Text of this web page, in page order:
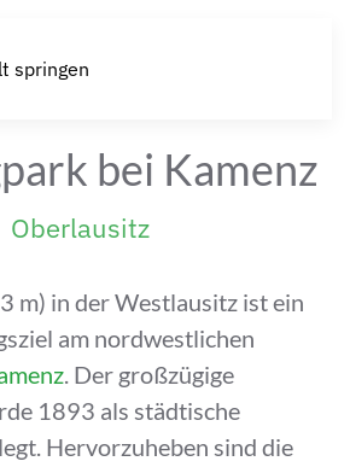
springen
bei Kamenz
Oberlausitz
m) in der Westlausitz ist ein
am nordwestlichen
. Der großzügige
1893 als städtische
Hervorzuheben sind die